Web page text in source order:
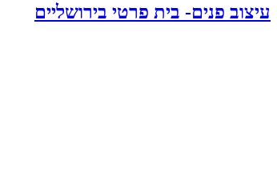
עיצוב פנים- בית פרטי בירושליים